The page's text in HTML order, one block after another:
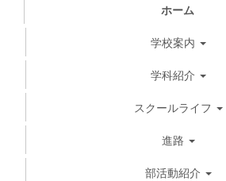
ホーム
学校案内
学科紹介
スクールライフ
進路
部活動紹介